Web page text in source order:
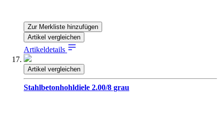
Zur Merkliste hinzufügen
Artikel vergleichen
Artikeldetails
Artikel vergleichen
Stahlbetonhohldiele 2.00/8 grau